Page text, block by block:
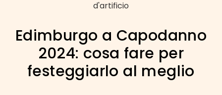
Edimburgo a Capodanno
2024: cosa fare per
festeggiarlo al meglio